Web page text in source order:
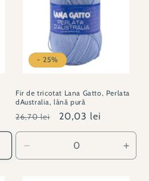
- 25%
Fir de tricotat Lana Gatto, Perlata
dAustralia, lână pură
Preț
obișnuit
26,70 lei
Preț
redus
20,03 lei
cantitatea